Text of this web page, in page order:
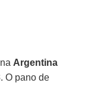
na Argentina
O pano de